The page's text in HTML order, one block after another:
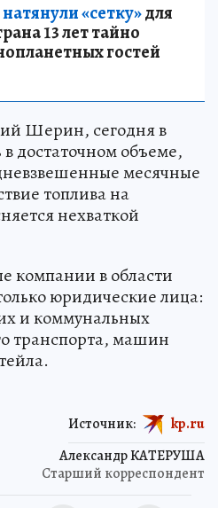
«сетку»для
13 лет тайно
гостей
Шерин, сегодня в
достаточном объеме,
месячные
топлива на
нехваткой
компании в области
юридические лица:
и коммунальных
транспорта, машин
Александр КАТЕРУША
Старший корреспондент
Источник: kp.ru